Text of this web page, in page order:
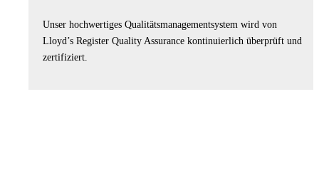
Unser hochwertiges Qualitätsmanagementsystem wird von
Lloyd’s Register Quality Assurance kontinuierlich überprüft und
zertifiziert.